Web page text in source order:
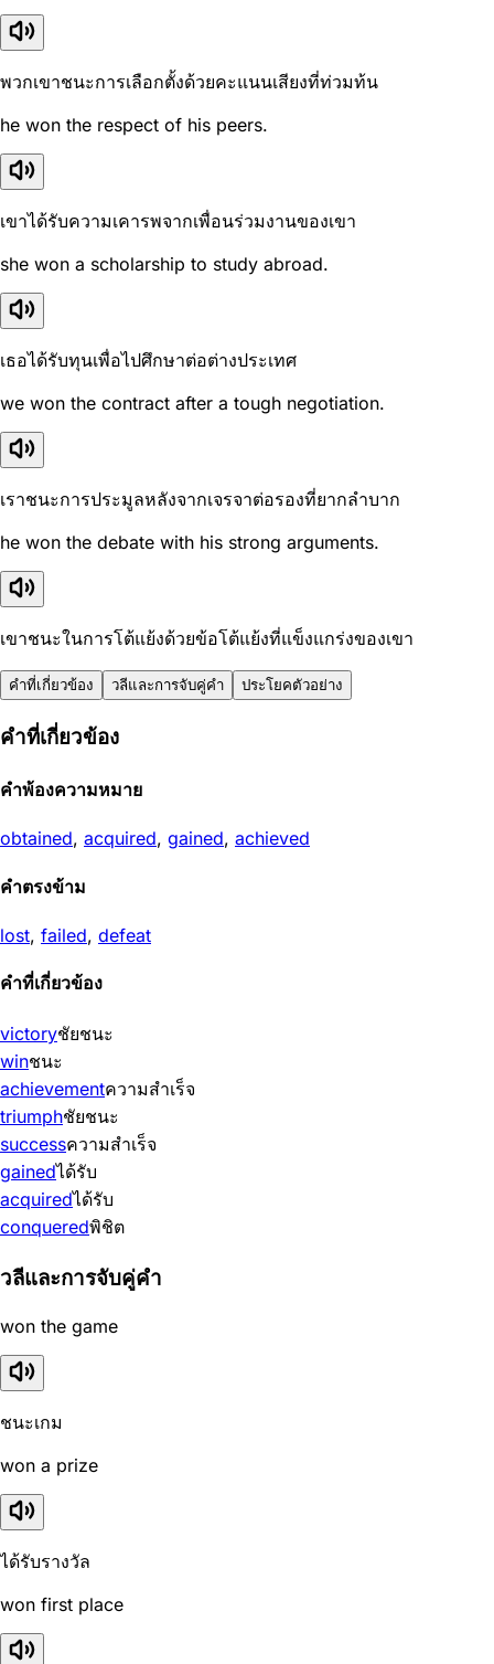
พวกเขาชนะการเลือกตั้งด้วยคะแนนเสียงที่ท่วมท้น
he won the respect of his peers.
เขาได้รับความเคารพจากเพื่อนร่วมงานของเขา
she won a scholarship to study abroad.
เธอได้รับทุนเพื่อไปศึกษาต่อต่างประเทศ
we won the contract after a tough negotiation.
เราชนะการประมูลหลังจากเจรจาต่อรองที่ยากลำบาก
he won the debate with his strong arguments.
เขาชนะในการโต้แย้งด้วยข้อโต้แย้งที่แข็งแกร่งของเขา
คำที่เกี่ยวข้อง วลีและการจับคู่คำ ประโยคตัวอย่าง
คำที่เกี่ยวข้อง
คำพ้องความหมาย
obtained, acquired, gained, achieved
คำตรงข้าม
lost, failed, defeat
คำที่เกี่ยวข้อง
victoryชัยชนะ
winชนะ
achievementความสำเร็จ
triumphชัยชนะ
successความสำเร็จ
gainedได้รับ
acquiredได้รับ
conqueredพิชิต
วลีและการจับคู่คำ
won the game
ชนะเกม
won a prize
ได้รับรางวัล
won first place